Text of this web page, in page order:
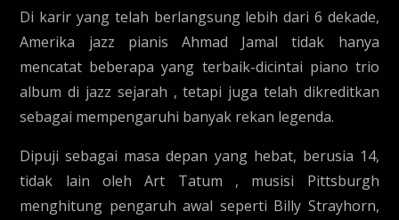
Di karir yang telah berlangsung lebih dari 6 dekade,
Amerika jazz pianis Ahmad Jamal tidak hanya
mencatat beberapa yang terbaik-dicintai piano trio
album di jazz sejarah , tetapi juga telah dikreditkan
sebagai mempengaruhi banyak rekan legenda.
Dipuji sebagai masa depan yang hebat, berusia 14,
tidak lain oleh Art Tatum , musisi Pittsburgh
menghitung pengaruh awal seperti Billy Strayhorn,